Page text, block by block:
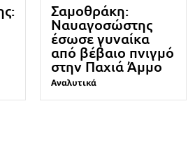
Σαμοθράκη:
Ναυαγοσώστης
έσωσε γυναίκα
από βέβαιο πνιγμό
στην Παχιά Άμμο
Αναλυτικά